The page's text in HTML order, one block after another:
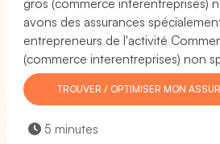
avons des assurances
entrepreneurs de l'activité
(commerce interentreprises) non
TROUVER / OPTIMISER MON
5 minutes